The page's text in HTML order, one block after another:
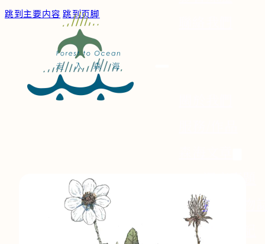
跳到主要内容 跳到页脚
森海博物
身體小記